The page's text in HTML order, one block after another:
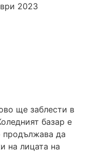
2023
ще заблести в
базар е
продължава да
на лицата на